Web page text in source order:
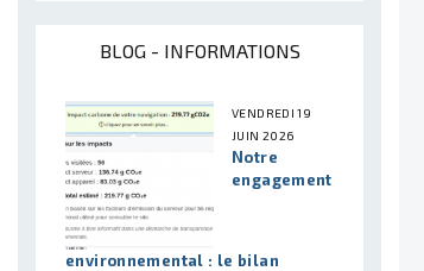
BLOG - INFORMATIONS
VENDREDI 19
JUIN 2026
Notre
engagement
environnemental : le bilan